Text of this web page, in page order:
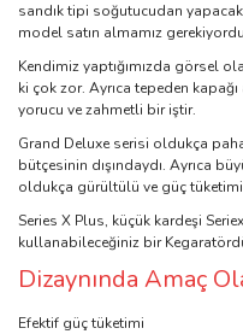
sandık tipi soğutucudan
model satın almamız
Kendimiz yaptığımızda görsel
ki çok zor. Ayrıca tepeden
yorucu ve zahmetli bir iştir.
Grand Deluxe serisi oldukça
bütçesinin dışındaydı. Ayrıca
oldukça gürültülü ve güç
Series X Plus, küçük kardeşi
kullanabileceğiniz bir
Dizaynında Amaç
Efektif güç tüketimi